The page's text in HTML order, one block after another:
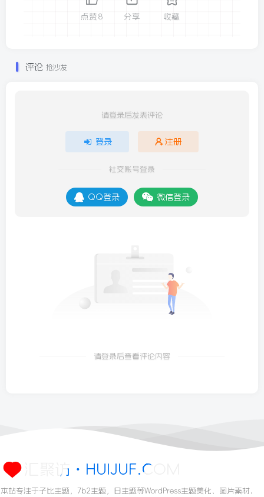
点赞 8 分享 收藏
评论 抢沙发
请登录后发表评论
登录 注册
社交账号登录
QQ登录 微信登录
请登录后查看评论内容
汇聚访・HUIJUF.COM
本站专注于子比主题，7b2主题，日主题等WordPress主题美化、图片素材、